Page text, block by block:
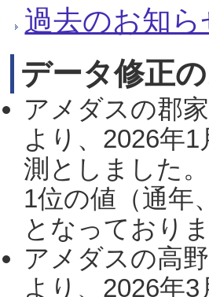
過去のお知ら
データ修正
アメダスの郡
より、2026年
測としました
1位の値（通年
となっており
アメダスの高
より、2026年